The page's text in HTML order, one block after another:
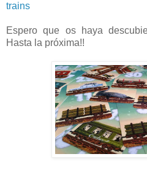
trains
Espero que os haya
Hasta la próxima!!